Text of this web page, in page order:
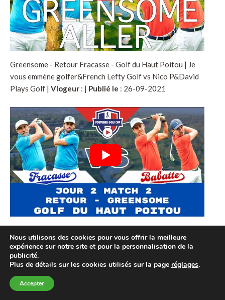
Greensome - Retour Fracasse - Golf du Haut Poitou | Je
vous emmène golfer&French Lefty Golf vs Nico P&David
Plays Golf | Vlogeur : | Publié le : 26-09-2021
vous emmène golfer&French Lefty Golf vs Nico P&David
Plays Golf |
Nous utilisons des cookies pour vous offrir la meilleure
expérience sur notre site et pour la personnalisation de la
publicité.
Plus de détails sur les cookies utilisés sur la page réglages.
Accepter